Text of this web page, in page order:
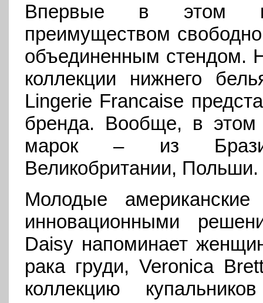
Впервые в этом
преимуществом
объединенным стендом.
коллекции нижнего
Lingerie Francaise
бренда. Вообще, в этом
марок – из
Великобритании, Польши.
Молодые
инновационными
Daisy напоминает
рака груди, Veronica
коллекцию